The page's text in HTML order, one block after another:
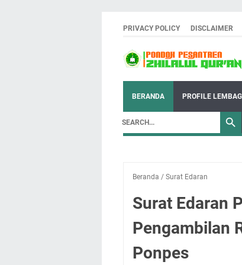
PRIVACY POLICY DISCLAIMER
BERANDA PROFILE
Beranda / Surat Edaran
Surat Edaran
Pengambilan
Ponpes